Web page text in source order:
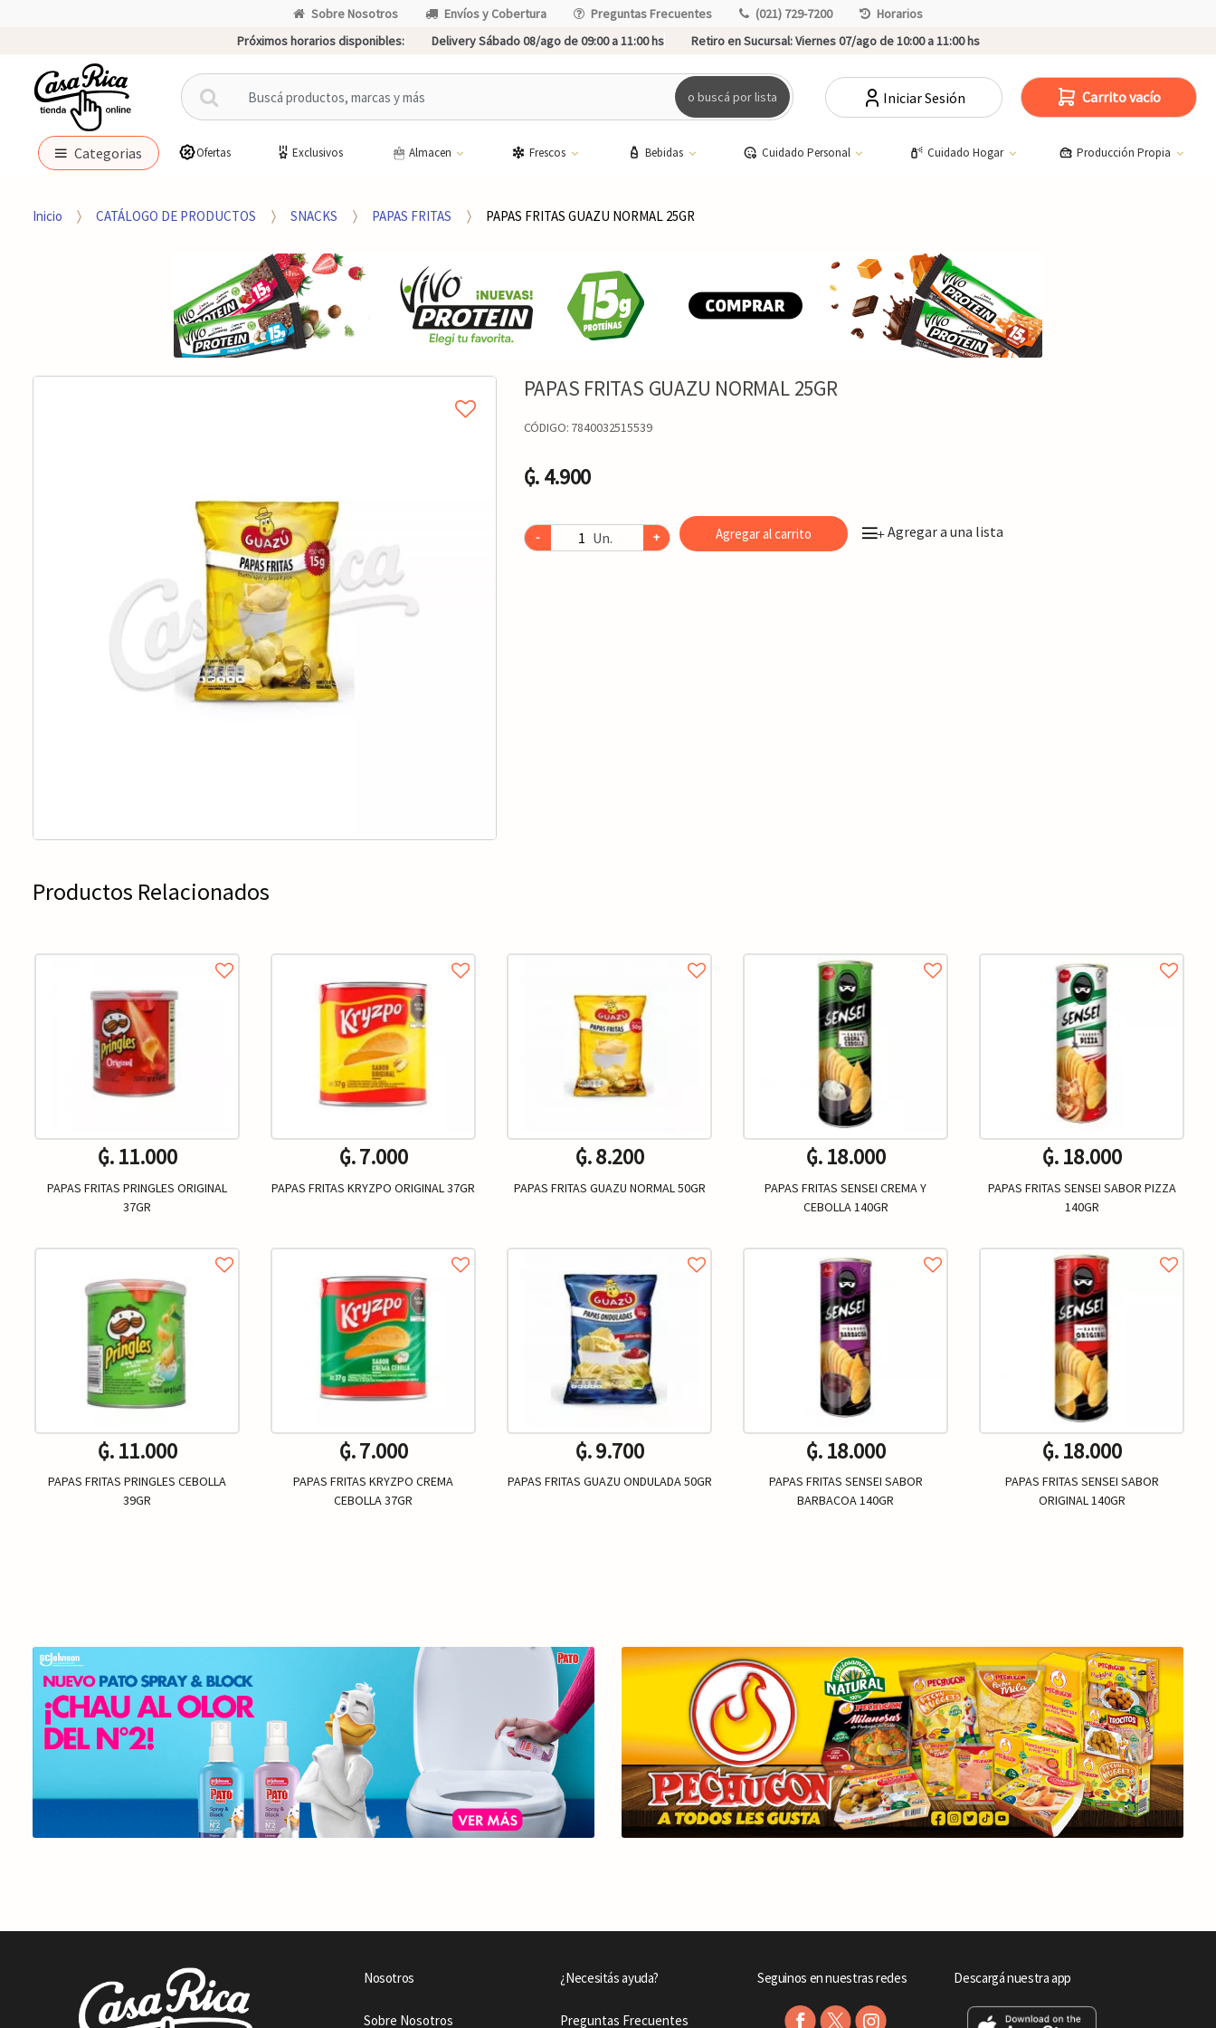
Sobre Nosotros Envíos y Cobertura Preguntas Frecuentes (021) 729-7200
Horarios
Próximos horarios disponibles:
Delivery Sábado 08/ago de 09:00 a 11:00 hs Retiro en Sucursal:Viernes 07/ago de 10:00 a 11:00 hs
B
u
c
p
o buscá por lista Iniciar Sesión Carrito vacío
Categorias Ofertas Exclusivos Almacen Frescos Bebidas Cuidado Personal Cuidado Hogar Producción Propia
Inicio CATÁLOGO DE PRODUCTOS SNACKS PAPAS FRITAS PAPAS FRITAS GUAZU NORMAL 25GR
PAPAS FRITAS GUAZU NORMAL 25GR
CÓDIGO: 7840032515539
₲. 4.900
- Un. + Agregar al carrito +Agregar a una lista
Productos Relacionados
₲. 11.000
PAPAS FRITAS PRINGLES ORIGINAL
37GR
₲. 11.000
PAPAS FRITAS PRINGLES CEBOLLA
39GR
₲. 7.000
PAPAS FRITAS KRYZPO ORIGINAL 37GR
₲. 7.000
PAPAS FRITAS KRYZPO CREMA
CEBOLLA 37GR
₲. 8.200
PAPAS FRITAS GUAZU NORMAL 50GR
₲. 9.700
PAPAS FRITAS GUAZU ONDULADA 50GR
₲. 18.000
PAPAS FRITAS SENSEI CREMA Y
CEBOLLA 140GR
₲. 18.000
PAPAS FRITAS SENSEI SABOR
BARBACOA 140GR
₲. 18.000
PAPAS FRITAS SENSEI SABOR PIZZA
140GR
₲. 18.000
PAPAS FRITAS SENSEI SABOR
ORIGINAL 140GR
Nosotros
Sobre Nosotros
¿Necesitás ayuda?
Preguntas Frecuentes
Seguinos en nuestras redes Descargá nuestra app